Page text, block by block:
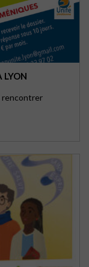
LYON
rencontrer